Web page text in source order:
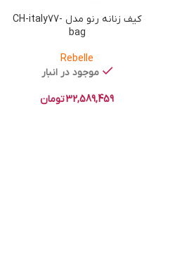
کیف زنانه رنو مدل CH-italy77-
bag
Rebelle
موجود در انبار
32,589,459تومان